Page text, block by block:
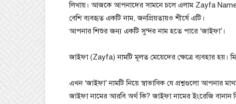
লিখায়। আজকে আপনাদের সামনে চলে এলাম Zayfa
বেশি ব্যবহৃত একটি নাম, জনপ্রিয়তায়ও শীর্ষে এটি।
আপনার শিশুর জন্য একটি সুন্দর নাম হতে পারে ‘জাইফা’।
জাইফা (Zayfa) নামটি মূলত মেয়েদের ক্ষেত্রে ব্যবহার হয়।
এখন ‘জাইফা’ নামটি নিয়ে স্বাভাবিক যে প্রশ্নগুলো আপনার
জাইফা নামের আরবি অর্থ কি? জাইফা নামের ইংরেজি